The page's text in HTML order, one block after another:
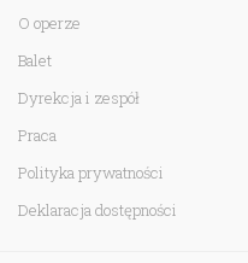
O operze
Balet
Dyrekcja i zespół
Praca
Polityka prywatności
Deklaracja dostępności